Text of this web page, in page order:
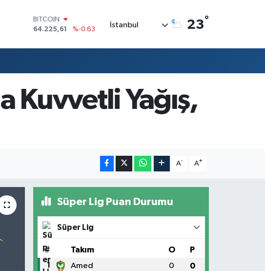
BITCOIN
64.225,61
%-0.63
47,7143
%0.16
64,2463
GRAM ALTIN
6510.40
%0.45
İstanbul 23°
Kuvvetli Yağış,
A- A+
Süper Lig Puan Durumu
Süper Lig
# Takım O P
1 Amed 0 0